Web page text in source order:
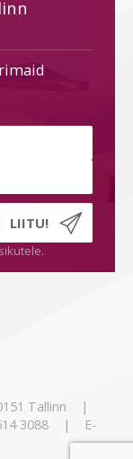
Tallinn |
3088 | E-